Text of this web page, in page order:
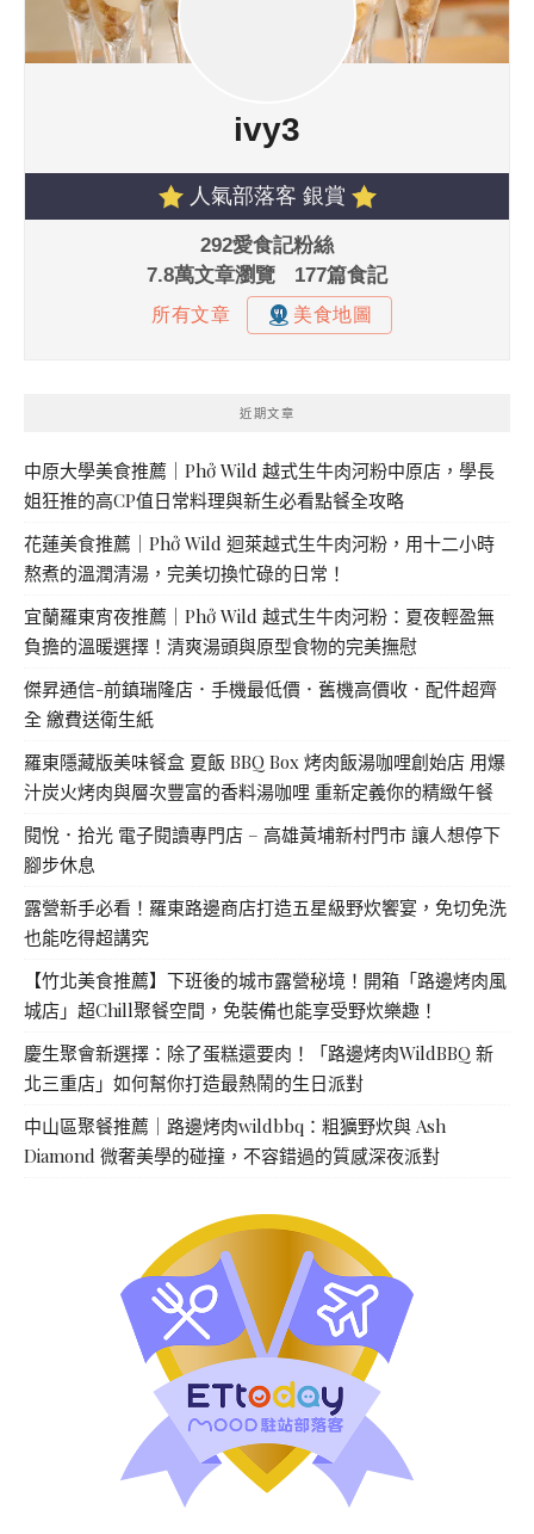
近期文章
中原大學美食推薦｜Phở Wild 越式生牛肉河粉中原店，學長
姐狂推的高CP值日常料理與新生必看點餐全攻略
花蓮美食推薦｜Phở Wild 迴萊越式生牛肉河粉，用十二小時
熬煮的溫潤清湯，完美切換忙碌的日常！
宜蘭羅東宵夜推薦｜Phở Wild 越式生牛肉河粉：夏夜輕盈無
負擔的溫暖選擇！清爽湯頭與原型食物的完美撫慰
傑昇通信-前鎮瑞隆店．手機最低價．舊機高價收．配件超齊
全 繳費送衛生紙
羅東隱藏版美味餐盒 夏飯 BBQ Box 烤肉飯湯咖哩創始店 用爆
汁炭火烤肉與層次豐富的香料湯咖哩 重新定義你的精緻午餐
閱悅．拾光 電子閱讀專門店 – 高雄黃埔新村門市 讓人想停下
腳步休息
露營新手必看！羅東路邊商店打造五星級野炊饗宴，免切免洗
也能吃得超講究
【竹北美食推薦】下班後的城市露營秘境！開箱「路邊烤肉風
城店」超Chill聚餐空間，免裝備也能享受野炊樂趣！
慶生聚會新選擇：除了蛋糕還要肉！「路邊烤肉WildBBQ 新
北三重店」如何幫你打造最熱鬧的生日派對
中山區聚餐推薦｜路邊烤肉wildbbq：粗獷野炊與 Ash
Diamond 微奢美學的碰撞，不容錯過的質感深夜派對